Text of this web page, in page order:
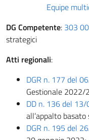
Equipe
DG Competente: 303
strategici
Atti regionali:
DGR n. 177 del
Gestionale 2022/
DD n. 136 del
all’appalto basato
DGR n. 195 del